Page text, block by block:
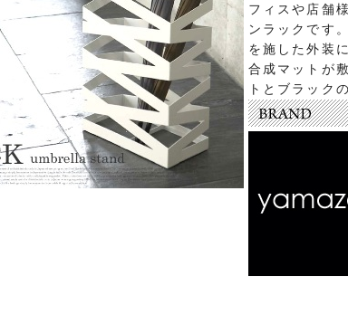
フィスや店舗
ンラックです
を施した外装
合成マットが
トとブラック